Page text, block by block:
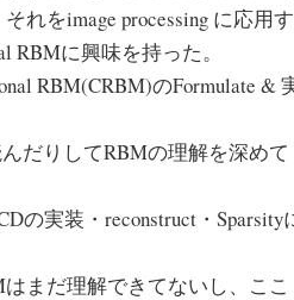
れをimage processing に応用す
RBMに興味を持った。
RBM(CRBM)のFormulate &
だりしてRBMの理解を深めて
の実装・reconstruct・Sparsity
まだ理解できてないし、ここ